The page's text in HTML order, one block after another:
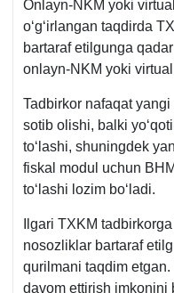
Onlayn-NKM yoki
oʻgʻirlangan taqdirda
bartaraf etilgunga
onlayn-NKM yoki
Tadbirkor nafaqat
sotib olishi, balki
toʻlashi, shuningdek
fiskal modul uchun
toʻlashi lozim boʻladi.
Ilgari TXKM
nosozliklar bartaraf
qurilmani taqdim
davom ettirish imkonini